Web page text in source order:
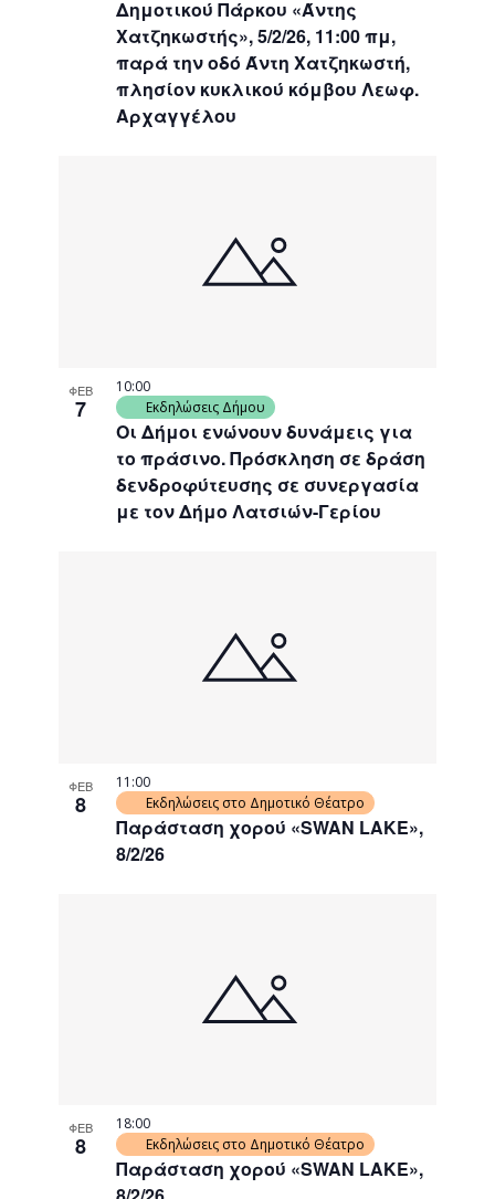
Δημοτικού Πάρκου «Άντης
Χατζηκωστής», 5/2/26, 11:00 πμ,
παρά την οδό Άντη Χατζηκωστή,
πλησίον κυκλικού κόμβου Λεωφ.
Αρχαγγέλου
ΦΕΒ
7
Οι Δήμοι ενώνουν δυνάμεις για
το πράσινο. Πρόσκληση σε δράση
δενδροφύτευσης σε συνεργασία
με τον Δήμο Λατσιών-Γερίου
10:00
Εκδηλώσεις Δήμου
ΦΕΒ
8
Παράσταση χορού «SWAN LAKE»,
8/2/26
11:00
Εκδηλώσεις στο Δημοτικό Θέατρο
ΦΕΒ
8
Παράσταση χορού «SWAN LAKE»,
18:00
Εκδηλώσεις στο Δημοτικό Θέατρο